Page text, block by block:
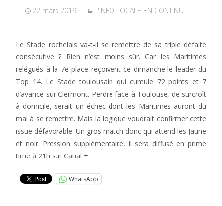
22 mars 2019 L'INFO LOCALE EN CONTINU
Le Stade rochelais va-t-il se remettre de sa triple défaite
consécutive ? Rien n’est moins sûr. Car les Maritimes
relégués à la 7e place reçoivent ce dimanche le leader du
Top 14. Le Stade toulousain qui cumule 72 points et 7
d’avance sur Clermont. Perdre face à Toulouse, de surcroît
à domicile, serait un échec dont les Maritimes auront du
mal à se remettre. Mais la logique voudrait confirmer cette
issue défavorable. Un gros match donc qui attend les Jaune
et noir. Pression supplémentaire, il sera diffusé en prime
time à 21h sur Canal +.
WhatsApp